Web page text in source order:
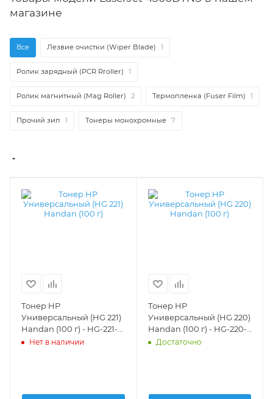
магазине
Все Лезвие очистки (Wiper Blade) 1
Ролик зарядный (PCR Rroller) 1
Ролик магнитный (Mag Roller) 2 Термопленка (Fuser Film) 1
Прочий зип 1 Тонеры монохромные 7
Тонер HP
Универсальный (HG 221)
Handan (100 г) - HG-221-
01 Нет в наличии
Тонер HP
Универсальный (HG 220)
Handan (100 г) - HG-220-
01 Достаточно